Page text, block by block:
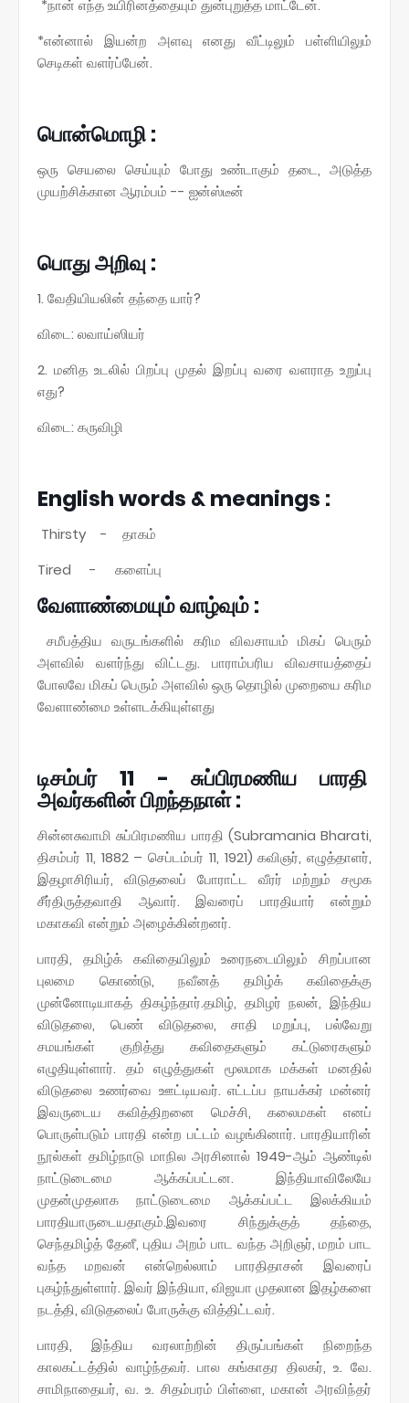
*நான் எந்த உயிரினத்தையும் துன்புறுத்த மாட்டேன்.
*என்னால் இயன்ற அளவு எனது வீட்டிலும் பள்ளியிலும்
செடிகள் வளர்ப்பேன்.
பொன்மொழி :
ஒரு செயலை செய்யும் போது உண்டாகும் தடை, அடுத்த
முயற்சிக்கான ஆரம்பம் -- ஐன்ஸ்டீன்
பொது அறிவு :
1. வேதியியலின் தந்தை யார்?
விடை: லவாய்ஸியர்
2. மனித உடலில் பிறப்பு முதல் இறப்பு வரை வளராத உறுப்பு
எது?
விடை: கருவிழி
English words & meanings :
Thirsty - தாகம்
Tired - களைப்பு
வேளாண்மையும் வாழ்வும் :
சமீபத்திய வருடங்களில் கரிம விவசாயம் மிகப் பெரும்
அளவில் வளர்ந்து விட்டது. பாராம்பரிய விவசாயத்தைப்
போலவே மிகப் பெரும் அளவில் ஒரு தொழில் முறையை கரிம
வேளாண்மை உள்ளடக்கியுள்ளது
டிசம்பர் 11 - சுப்பிரமணிய பாரதி
அவர்களின் பிறந்தநாள் :
சின்னசுவாமி சுப்பிரமணிய பாரதி (Subramania Bharati,
திசம்பர் 11, 1882 – செப்டம்பர் 11, 1921) கவிஞர், எழுத்தாளர்,
இதழாசிரியர், விடுதலைப் போராட்ட வீரர் மற்றும் சமூக
சீர்திருத்தவாதி ஆவார். இவரைப் பாரதியார் என்றும்
மகாகவி என்றும் அழைக்கின்றனர்.
பாரதி, தமிழ்க் கவிதையிலும் உரைநடையிலும் சிறப்பான
புலமை கொண்டு, நவீனத் தமிழ்க் கவிதைக்கு
முன்னோடியாகத் திகழ்ந்தார்.தமிழ், தமிழர் நலன், இந்திய
விடுதலை, பெண் விடுதலை, சாதி மறுப்பு, பல்வேறு
சமயங்கள் குறித்து கவிதைகளும் கட்டுரைகளும்
எழுதியுள்ளார். தம் எழுத்துகள் மூலமாக மக்கள் மனதில்
விடுதலை உணர்வை ஊட்டியவர். எட்டப்ப நாயக்கர் மன்னர்
இவருடைய கவித்திறனை மெச்சி, கலைமகள் எனப்
பாெருள்படும் பாரதி என்ற பட்டம் வழங்கினார். பாரதியாரின்
நூல்கள் தமிழ்நாடு மாநில அரசினால் 1949-ஆம் ஆண்டில்
நாட்டுடைமை ஆக்கப்பட்டன. இந்தியாவிலேயே
முதன்முதலாக நாட்டுடைமை ஆக்கப்பட்ட இலக்கியம்
பாரதியாருடையதாகும்.இவரை சிந்துக்குத் தந்தை,
செந்தமிழ்த் தேனீ, புதிய அறம் பாட வந்த அறிஞர், மறம் பாட
வந்த மறவன் என்றெல்லாம் பாரதிதாசன் இவரைப்
புகழ்ந்துள்ளார். இவர் இந்தியா, விஜயா முதலான இதழ்களை
நடத்தி, விடுதலைப் போருக்கு வித்திட்டவர்.
பாரதி, இந்திய வரலாற்றின் திருப்பங்கள் நிறைந்த
காலகட்டத்தில் வாழ்ந்தவர். பால கங்காதர திலகர், உ. வே.
சாமிநாதையர், வ. உ. சிதம்பரம் பிள்ளை, மகான் அரவிந்தர்